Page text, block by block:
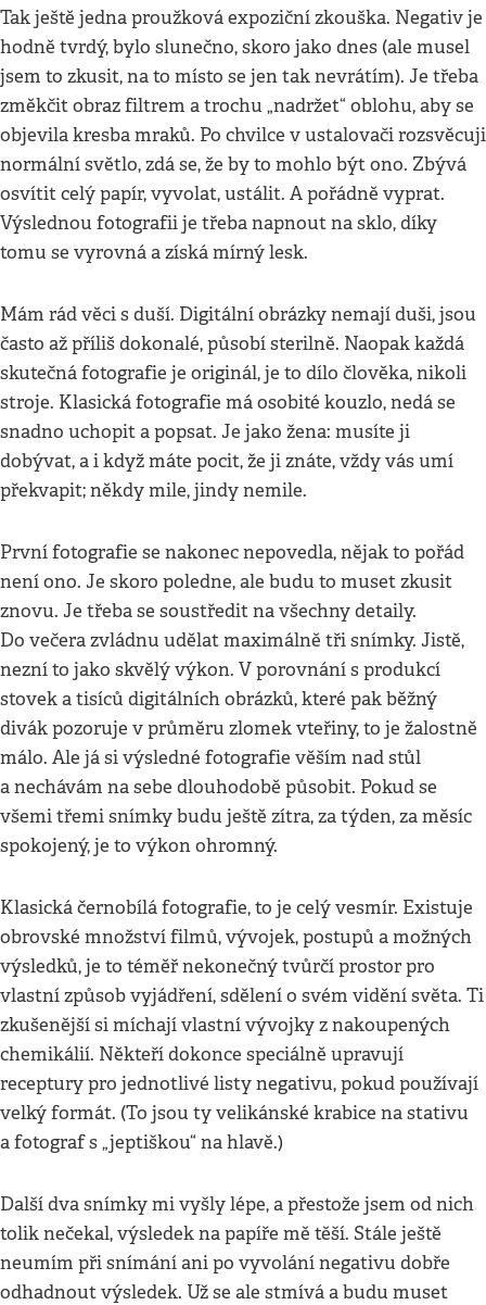
Tak ještě jedna proužková expoziční zkouška. Negativ je
hodně tvrdý, bylo slunečno, skoro jako dnes (ale musel
jsem to zkusit, na to místo se jen tak nevrátím). Je třeba
změkčit obraz filtrem a trochu „nadržet“ oblohu, aby se
objevila kresba mraků. Po chvilce v ustalovači rozsvěcuji
normální světlo, zdá se, že by to mohlo být ono. Zbývá
osvítit celý papír, vyvolat, ustálit. A pořádně vyprat.
Výslednou fotografii je třeba napnout na sklo, díky
tomu se vyrovná a získá mírný lesk.
Mám rád věci s duší. Digitální obrázky nemají duši, jsou
často až příliš dokonalé, působí sterilně. Naopak každá
skutečná fotografie je originál, je to dílo člověka, nikoli
stroje. Klasická fotografie má osobité kouzlo, nedá se
snadno uchopit a popsat. Je jako žena: musíte ji
dobývat, a i když máte pocit, že ji znáte, vždy vás umí
překvapit; někdy mile, jindy nemile.
První fotografie se nakonec nepovedla, nějak to pořád
není ono. Je skoro poledne, ale budu to muset zkusit
znovu. Je třeba se soustředit na všechny detaily.
Do večera zvládnu udělat maximálně tři snímky. Jistě,
nezní to jako skvělý výkon. V porovnání s produkcí
stovek a tisíců digitálních obrázků, které pak běžný
divák pozoruje v průměru zlomek vteřiny, to je žalostně
málo. Ale já si výsledné fotografie věším nad stůl
a nechávám na sebe dlouhodobě působit. Pokud se
všemi třemi snímky budu ještě zítra, za týden, za měsíc
spokojený, je to výkon ohromný.
Klasická černobílá fotografie, to je celý vesmír. Existuje
obrovské množství filmů, vývojek, postupů a možných
výsledků, je to téměř nekonečný tvůrčí prostor pro
vlastní způsob vyjádření, sdělení o svém vidění světa. Ti
zkušenější si míchají vlastní vývojky z nakoupených
chemikálií. Někteří dokonce speciálně upravují
receptury pro jednotlivé listy negativu, pokud používají
velký formát. (To jsou ty velikánské krabice na stativu
a fotograf s „jeptiškou“ na hlavě.)
Další dva snímky mi vyšly lépe, a přestože jsem od nich
tolik nečekal, výsledek na papíře mě těší. Stále ještě
neumím při snímání ani po vyvolání negativu dobře
odhadnout výsledek. Už se ale stmívá a budu muset